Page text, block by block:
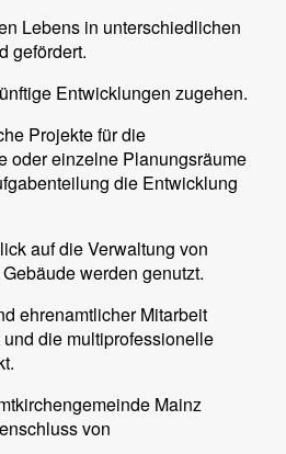
Lebens in unterschiedlichen
gefördert.
Entwicklungen zugehen.
Projekte für die
oder einzelne Planungsräume
die Entwicklung
auf die Verwaltung von
werden genutzt.
ehrenamtlicher Mitarbeit
die multiprofessionelle
Mainz
von